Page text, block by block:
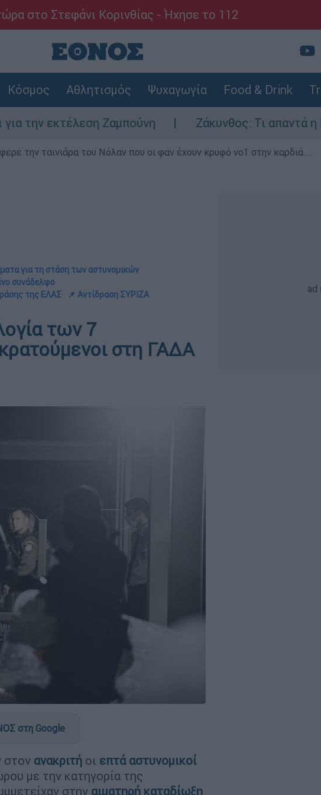
στο Στεφάνι Κορινθίας - Ήχησε το 112
Κόσμος Αθλητισμός Ψυχαγωγία Food & Drink
Ζαμπούνη Ζάκυνθος: Τι απαντά η ΕΛΑΣ για
την ταινιάρα του Νόλαν που οι φαν έχουν κρυφό νο1 στην καρδιά...
για τη στάση των αστυνομικών
συνάδελφο
της ΕΛΑΣ
📌 Αντίδραση ΣΥΡΙΖΑ
των 7
στη ΓΑΔΑ
στη Google
στον ανακριτή οι επτά αστυνομικοί
με την κατηγορία της
στην αιματηρή καταδίωξη